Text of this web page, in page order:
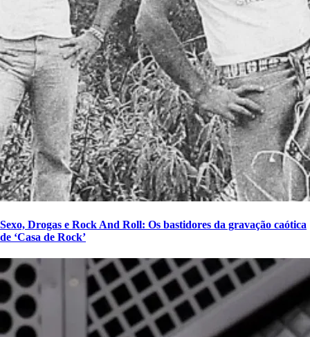
Sexo, Drogas e Rock And Roll: Os bastidores da gravação caótica
de ‘Casa de Rock’